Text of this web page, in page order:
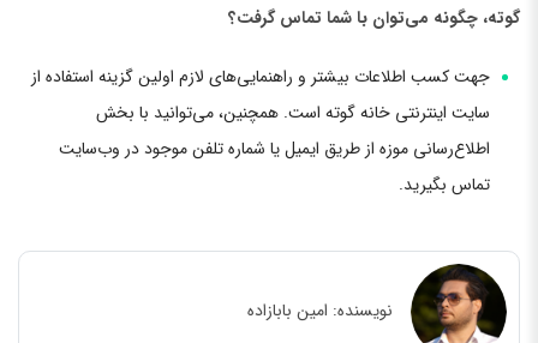
گوته، چگونه می‌توان با شما تماس گرفت؟
جهت کسب اطلاعات بیشتر و راهنمایی‌های لازم اولین گزینه استفاده از
سایت اینترنتی خانه گوته است. همچنین، می‌توانید با بخش
اطلاع‌رسانی موزه از طریق ایمیل یا شماره تلفن موجود در وب‌سایت
تماس بگیرید.
نویسنده: امین بابازاده